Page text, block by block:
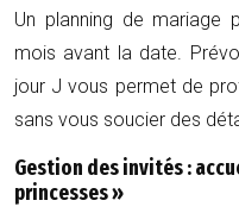
Un planning de mariage
mois avant la date.
jour J vous permet de
sans vous soucier des
Gestion des invités :
princesses »